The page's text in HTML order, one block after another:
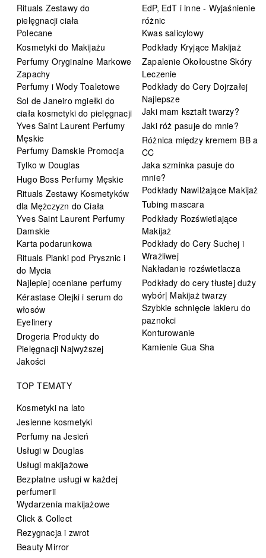
Rituals Zestawy do
pielęgnacji ciała
Polecane
Kosmetyki do Makijażu
Perfumy Oryginalne Markowe
Zapachy
Perfumy i Wody Toaletowe
Sol de Janeiro mgiełki do
ciała kosmetyki do pielęgnacji
Yves Saint Laurent Perfumy
Męskie
Perfumy Damskie Promocja
Tylko w Douglas
Hugo Boss Perfumy Męskie
Rituals Zestawy Kosmetyków
dla Mężczyzn do Ciała
Yves Saint Laurent Perfumy
Damskie
Karta podarunkowa
Rituals Pianki pod Prysznic i
do Mycia
Najlepiej oceniane perfumy
Kérastase Olejki i serum do
włosów
Eyelinery
Drogeria Produkty do
Pielęgnacji Najwyższej
Jakości
EdP, EdT i inne - Wyjaśnienie
różnic
Kwas salicylowy
Podkłady Kryjące Makijaż
Zapalenie Okołoustne Skóry
Leczenie
Podkłady do Cery Dojrzałej
Najlepsze
Jaki mam kształt twarzy?
Jaki róż pasuje do mnie?
Różnica między kremem BB a
CC
Jaka szminka pasuje do
mnie?
Podkłady Nawilżające Makijaż
Tubing mascara
Podkłady Rozświetlające
Makijaż
Podkłady do Cery Suchej i
Wrażliwej
Nakładanie rozświetlacza
Podkłady do cery tłustej duży
wybór| Makijaż twarzy
Szybkie schnięcie lakieru do
paznokci
Konturowanie
Kamienie Gua Sha
TOP TEMATY
Kosmetyki na lato
Jesienne kosmetyki
Perfumy na Jesień
Usługi w Douglas
Usługi makijażowe
Bezpłatne usługi w każdej
perfumerii
Wydarzenia makijażowe
Click & Collect
Rezygnacja i zwrot
Beauty Mirror